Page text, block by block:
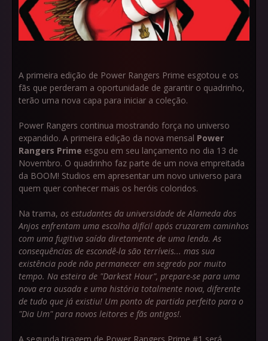
A primeira edição de Power Rangers Prime esgotou e os
fãs que perderam a oportunidade de garantir o quadrinho,
terão uma nova capa para iniciar a coleção.
Power Rangers continua mostrando força no universo
expandido. A primeira edição da nova mensal Power
Rangers Prime esgou em seu lançamento no dia 13 de
Novembro. O quadrinho faz parte de um nova empreitada
da BOOM! Studios em apresentar um novo universo para
quem quer conhecer mais os heróis coloridos.
Na trama, os estudantes da universidade de Alameda dos
Anjos enfrentam uma escolha difícil após cruzarem caminhos
com uma fugitiva saída diretamente de uma lenda. As
consequências de escondê-la são terríveis... mas sua
existência pode não permanecer em segredo por muito
tempo. Na esteira de "Darkest Hour", prepare-se para uma
nova era ousada e uma história totalmente nova, diferente
de tudo que já existiu! Um ponto de partida perfeito para o
"Dia Um" para novos leitores e fãs antigos!.
A segunda tiragem de Power Rangers Prime #1 será